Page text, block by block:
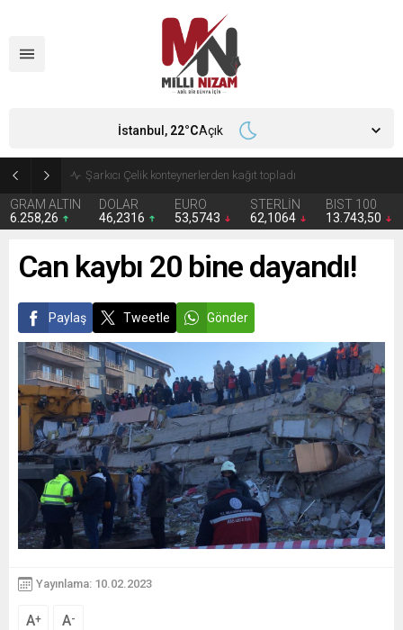
İran 2 ülkeyi birden vurdu
GRAM ALTIN
6.258,26
DOLAR
46,2316
EURO
53,5743
STERLİN
62,1064
BIST 100
13.743,50
İstanbul, 22°CAçık
Can kaybı 20 bine dayandı!
Paylaş Tweetle Gönder
Yayınlama: 10.02.2023
A+ A-